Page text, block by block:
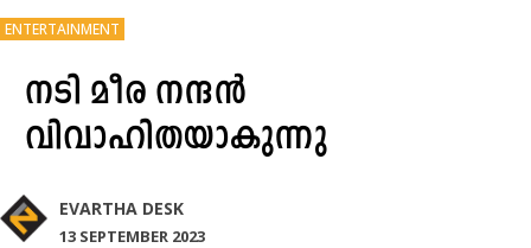
ENTERTAINMENT
നടി മീര നന്ദൻ
വിവാഹിതയാകുന്നു
EVARTHA DESK
13 SEPTEMBER 2023